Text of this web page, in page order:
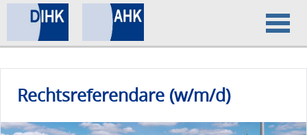
Datenschutz
Impressum
Rechtsreferendare (w/m/d)